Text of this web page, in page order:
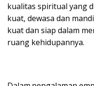
kualitas spiritual yang
kuat, dewasa dan
kuat dan siap dalam
ruang kehidupannya.